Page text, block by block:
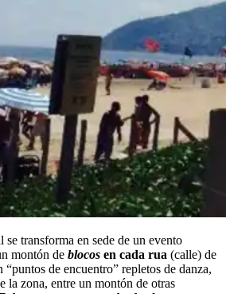
transforma en sede de un evento
montón de blocos en cada rua (calle) de
de encuentro” repletos de danza,
la zona, entre un montón de otras